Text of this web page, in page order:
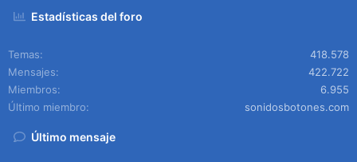
Estadísticas del foro
Temas
418.578
Mensajes
422.722
Miembros
6.955
Último miembro
sonidosbotones.com
Último mensaje